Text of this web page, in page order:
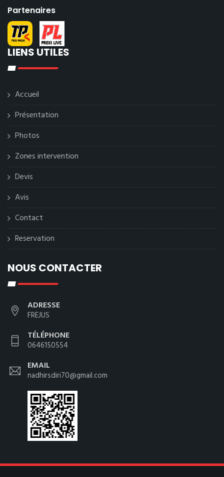
Partenaires
LIENS UTILES
Accueil
Présentation
Photos
Zones intervention
Devis
Avis
Contact
Reservation
NOUS CONTACTER
ADRESSE
FREJUS
TÉLÉPHONE
0646150554
EMAIL
nadhirsdiri70@gmail.com